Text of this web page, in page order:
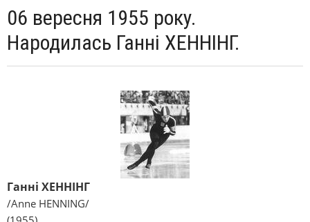
06 вересня 1955 року.
Народилась Ганні ХЕННІНГ.
Ганні ХЕННІНГ
/Anne HENNING/